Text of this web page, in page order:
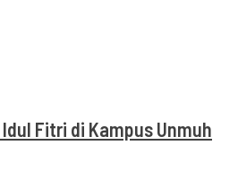
Fitri di Kampus Unmuh